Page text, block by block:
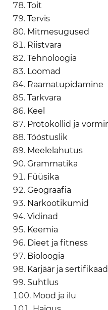
Toit
Tervis
Mitmesugused
Riistvara
Tehnoloogia
Loomad
Raamatupidamine
Tarkvara
Keel
Protokollid ja
Tööstuslik
Meelelahutus
Grammatika
Füüsika
Geograafia
Narkootikumid
Vidinad
Keemia
Dieet ja fitness
Bioloogia
Karjäär ja
Suhtlus
Mood ja ilu